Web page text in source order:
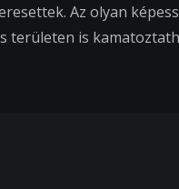
Az olyan
területen is